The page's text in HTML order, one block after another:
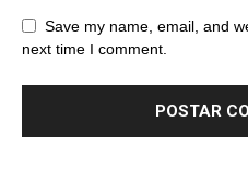
Save my name, email, and
next time I comment.